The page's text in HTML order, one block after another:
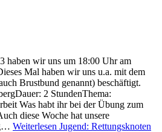
haben wir uns um 18:00 Uhr am
Mal haben wir uns u.a. mit dem
Brustbund genannt) beschäftigt.
2 StundenThema:
Was habt ihr bei der Übung zum
diese Woche hat unsere
Weiterlesen Jugend: Rettungsknoten